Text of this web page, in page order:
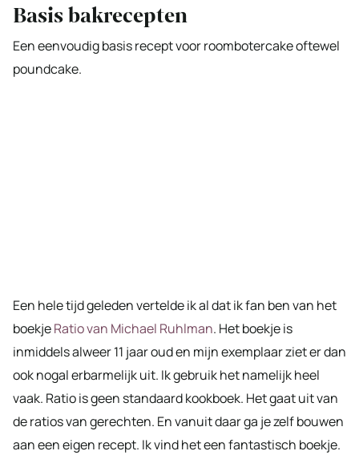
Basis bakrecepten
Een eenvoudig basis recept voor roombotercake oftewel
poundcake.
Een hele tijd geleden vertelde ik al dat ik fan ben van het
boekjeRatio van Michael Ruhlman. Het boekje is
inmiddels alweer 11 jaar oud en mijn exemplaar ziet er dan
ook nogal erbarmelijk uit. Ik gebruik het namelijk heel
vaak. Ratio is geen standaard kookboek. Het gaat uit van
de ratios van gerechten. En vanuit daar ga je zelf bouwen
aan een eigen recept. Ik vind het een fantastisch boekje.